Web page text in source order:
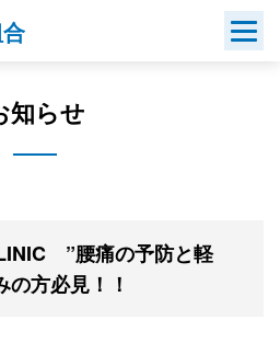
知らせ
”腰痛の予防と軽
方必見！！